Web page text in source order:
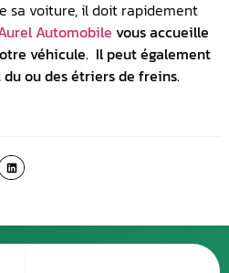
sa voiture, il doit rapidement
Automobile vous accueille
véhicule. Il peut également
ou des étriers de freins.